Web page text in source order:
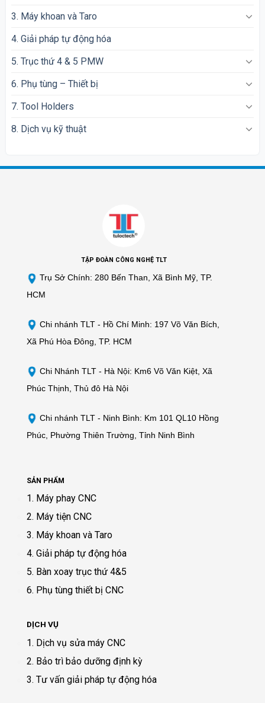
3. Máy khoan và Taro
4. Giải pháp tự động hóa
5. Trục thứ 4 & 5 PMW
6. Phụ tùng – Thiết bị
7. Tool Holders
8. Dịch vụ kỹ thuật
TẬP ĐOÀN CÔNG NGHỆ TLT
Trụ Sở Chính: 280 Bến Than, Xã Bình Mỹ, TP.
HCM
Chi nhánh TLT - Hồ Chí Minh: 197 Võ Văn Bích,
Xã Phú Hòa Đông, TP. HCM
Chi Nhánh TLT - Hà Nội: Km6 Võ Văn Kiệt, Xã
Phúc Thịnh, Thủ đô Hà Nội
Chi nhánh TLT - Ninh Bình: Km 101 QL10 Hồng
Phúc, Phường Thiên Trường, Tỉnh Ninh Bình
SẢN PHẨM
1. Máy phay CNC
2. Máy tiện CNC
3. Máy khoan và Taro
4. Giải pháp tự động hóa
5. Bàn xoay trục thứ 4&5
6. Phụ tùng thiết bị CNC
DỊCH VỤ
1. Dịch vụ sửa máy CNC
2. Bảo trì bảo dưỡng định kỳ
3. Tư vấn giải pháp tự động hóa